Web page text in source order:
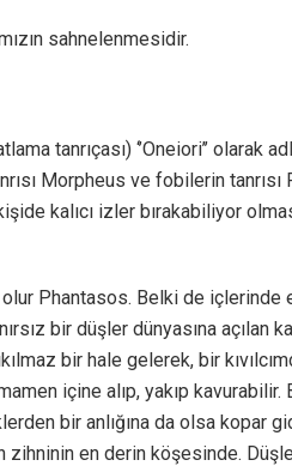
sahnelenmesidir.
tanrıçası) ‘’Oneiori’’ olarak
Morpheus ve fobilerin tanrısı
kalıcı izler bırakabiliyor
Phantasos. Belki de içlerinde
bir düşler dünyasına açılan
bir hale gelerek, bir
içine alıp, yakıp
bir anlığına da olsa kopar
zihninin en derin köşesinde.